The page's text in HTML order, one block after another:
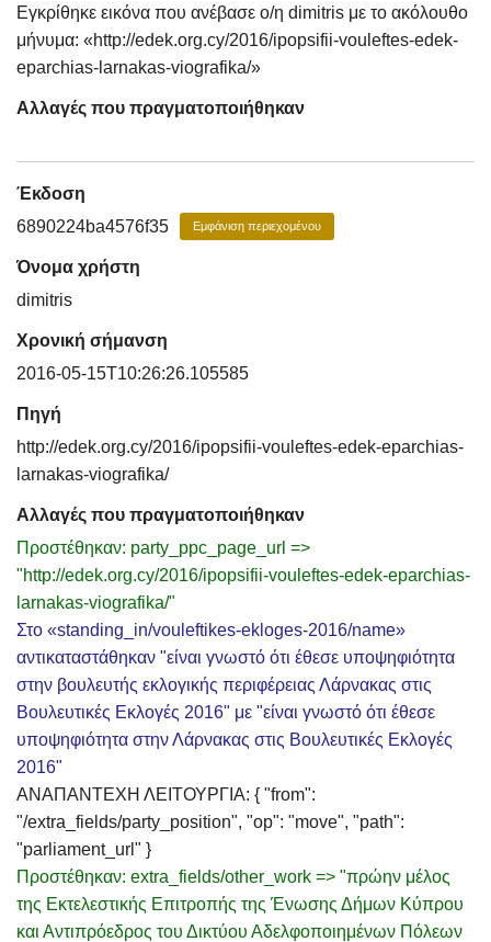
Εγκρίθηκε εικόνα που ανέβασε ο/η dimitris με το ακόλουθο
μήνυμα: «http://edek.org.cy/2016/ipopsifii-vouleftes-edek-
eparchias-larnakas-viografika/»
Αλλαγές που πραγματοποιήθηκαν
Έκδοση
6890224ba4576f35
Εμφάνιση περιεχομένου
Όνομα χρήστη
dimitris
Χρονική σήμανση
2016-05-15T10:26:26.105585
Πηγή
http://edek.org.cy/2016/ipopsifii-vouleftes-edek-eparchias-
larnakas-viografika/
Αλλαγές που πραγματοποιήθηκαν
Προστέθηκαν: party_ppc_page_url =>
"http://edek.org.cy/2016/ipopsifii-vouleftes-edek-eparchias-
larnakas-viografika/"
Στο «standing_in/vouleftikes-ekloges-2016/name»
αντικαταστάθηκαν "είναι γνωστό ότι έθεσε υποψηφιότητα
στην βουλευτής εκλογικής περιφέρειας Λάρνακας στις
Βουλευτικές Εκλογές 2016" με "είναι γνωστό ότι έθεσε
υποψηφιότητα στην Λάρνακας στις Βουλευτικές Εκλογές
2016"
ΑΝΑΠΑΝΤΕΧΗ ΛΕΙΤΟΥΡΓΙΑ: { "from":
"/extra_fields/party_position", "op": "move", "path":
"parliament_url" }
Προστέθηκαν: extra_fields/other_work => "πρώην μέλος
της Εκτελεστικής Επιτροπής της Ένωσης Δήμων Κύπρου
και Αντιπρόεδρος του Δικτύου Αδελφοποιημένων Πόλεων